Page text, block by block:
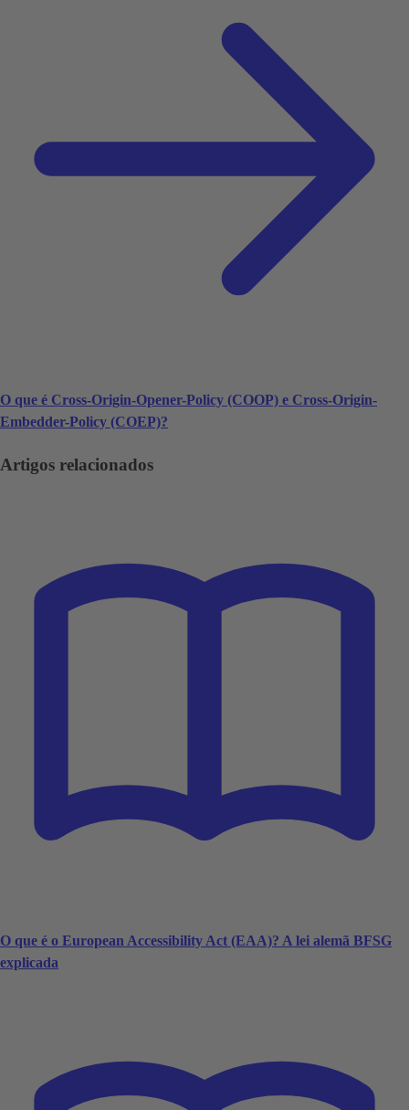
O que é Cross-Origin-Opener-Policy (COOP) e Cross-Origin-
Embedder-Policy (COEP)?
Artigos relacionados
O que é o European Accessibility Act (EAA)? A lei alemã BFSG
explicada